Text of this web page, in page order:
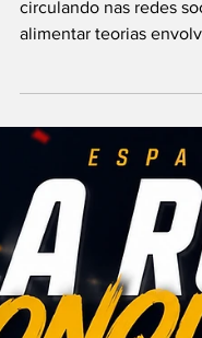
Por Guia Miraí Uma
circulando nas redes
Economist, o jovem
acontecimentos
uma ilustração
revista com uma
jogador, sugerindo que
“previsto” sua
publicação destaca
de um jogador